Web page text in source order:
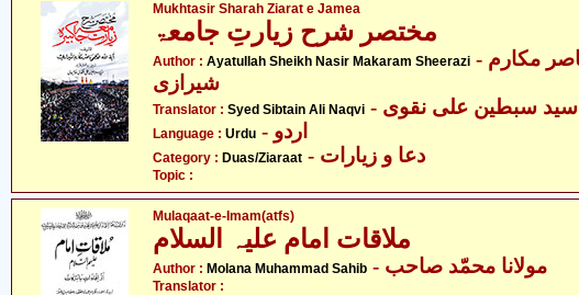
Mukhtasir Sharah Ziarat e Jamea
مختصر شرح زیارتِ جامعۃ
Author : Ayatullah Sheikh Nasir Makaram Sheerazi - آیت اللہ شیخ ناصر مکارم
شیرازی
Translator : Syed Sibtain Ali Naqvi - سید سبطین علی نقوی
Language : Urdu - اردو
Category : Duas/Ziaraat - دعا و زیارات
Topic :
Mulaqaat-e-Imam(atfs)
ملاقات امام علیہ السلام
Author : Molana Muhammad Sahib - مولانا محمّد صاحب
Translator :